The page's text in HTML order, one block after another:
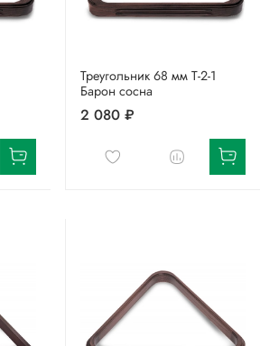
Треугольник 68 мм Т-2-1
Барон сосна
2 080 ₽